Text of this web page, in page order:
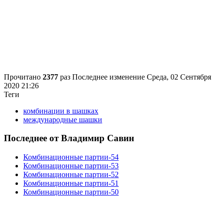
Прочитано 2377 раз Последнее изменение Среда, 02 Сентября
2020 21:26
Теги
комбинации в шашках
международные шашки
Последнее от Владимир Савин
Комбинационные партии-54
Комбинационные партии-53
Комбинационные партии-52
Комбинационные партии-51
Комбинационные партии-50